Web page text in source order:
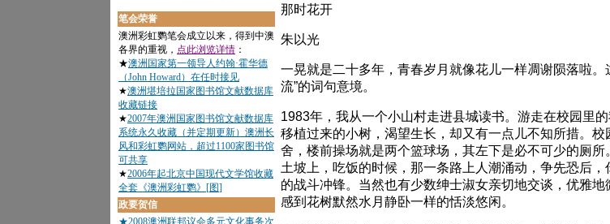
那时花开
朱以光
一晃就是二十多年，青春岁月就像花儿一样凋谢陨落啦。
流”的词句意境。
1983年，我从一个小山村走进县城读书。游走在校园里
移植过来的小树，渴望生长，却又有一点儿不知所措。
舍，楼前操场就是两个篮球场，其左下是必不可少的厕
土坡上，吃饭的时候，那一条路上人潮涌动，争先恐后
的战斗冲锋。当然也有少数绅士淑女亲切地交谈，优雅
感到花树默然水月静卧一样的恬淡悠闲。